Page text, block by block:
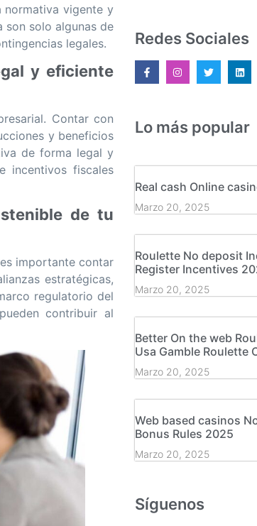
normativa vigente y
son solo algunas de
legales.
y eficiente
Contar con
y beneficios
de forma legal y
incentivos fiscales
de tu
importante contar
estratégicas,
regulatorio del
contribuir al
Redes Sociales
Lo más popular
Real cash Online
Marzo 20, 2025
Roulette No deposit
Register Incentives
Marzo 20, 2025
Better On the web
Usa Gamble Roulette
Marzo 20, 2025
Web based casinos
Bonus Rules 2025
Marzo 20, 2025
Síguenos